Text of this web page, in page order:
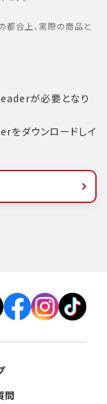
都合上、実際の商品と
が必要となり
をダウンロードしイ
問